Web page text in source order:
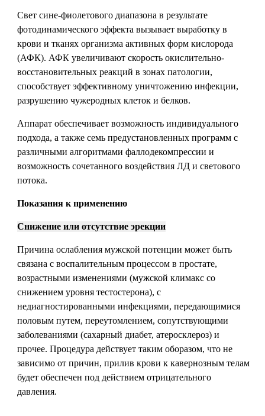
Свет сине-фиолетового диапазона в результате
фотодинамического эффекта вызывает выработку в
крови и тканях организма активных форм кислорода
(АФК). АФК увеличивают скорость окислительно-
восстановительных реакций в зонах патологии,
способствует эффективному уничтожению инфекции,
разрушению чужеродных клеток и белков.
Аппарат обеспечивает возможность индивидуального
подхода, а также семь предустановленных программ с
различными алгоритмами фаллодекомпрессии и
возможность сочетанного воздействия ЛД и светового
потока.
Показания к применению
Снижение или отсутствие эрекции
Причина ослабления мужской потенции может быть
связана с воспалительным процессом в простате,
возрастными изменениями (мужской климакс со
снижением уровня тестостерона), с
недиагностированными инфекциями, передающимися
половым путем, переутомлением, сопутствующими
заболеваниями (сахарный диабет, атеросклероз) и
прочее. Процедура действует таким оборазом, что не
зависимо от причин, прилив крови к кавернозным телам
будет обеспечен под действием отрицательного
давления.